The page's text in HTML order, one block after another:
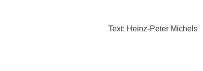
Text: Heinz-Peter Michels